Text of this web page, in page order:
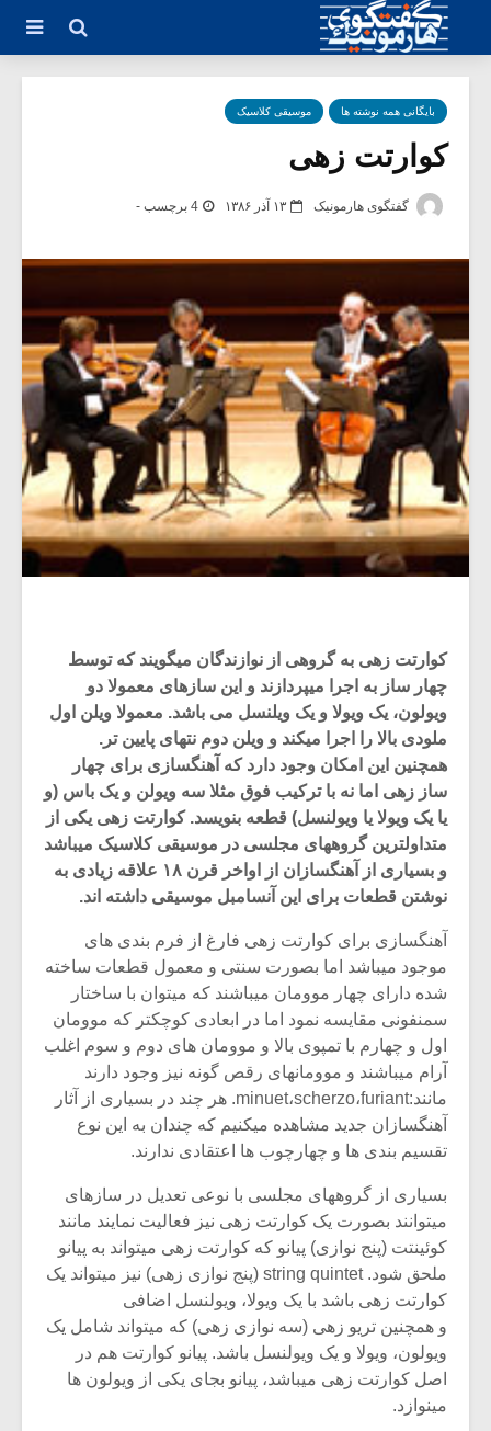
بایگانی همه نوشته ها موسیقی کلاسیک
کوارتت زهی
گفتگوی هارمونیک ۱۳ آذر ۱۳۸۶ 4 برچسب -
کوارتت زهی به گروهی از نوازندگان میگویند که توسط
چهار ساز به اجرا میپردازند و این سازهای معمولا دو
ویولون، یک ویولا و یک ویلنسل می باشد. معمولا ویلن اول
ملودی بالا را اجرا میکند و ویلن دوم نتهای پایین تر.
همچنین این امکان وجود دارد که آهنگسازی برای چهار
ساز زهی اما نه با ترکیب فوق مثلا سه ویولن و یک باس (و
یا یک ویولا یا ویولنسل) قطعه بنویسد. کوارتت زهی یکی از
متداولترین گروههای مجلسی در موسیقی کلاسیک میباشد
و بسیاری از آهنگسازان از اواخر قرن ۱۸ علاقه زیادی به
نوشتن قطعات برای این آنسامبل موسیقی داشته اند.
آهنگسازی برای کوارتت زهی فارغ از فرم بندی های
موجود میباشد اما بصورت سنتی و معمول قطعات ساخته
شده دارای چهار موومان میباشند که میتوان با ساختار
سمنفونی مقایسه نمود اما در ابعادی کوچکتر که موومان
اول و چهارم با تمپوی بالا و موومان های دوم و سوم اغلب
آرام میباشند و موومانهای رقص گونه نیز وجود دارند
مانند:minuet،scherzo،furiant. هر چند در بسیاری از آثار
آهنگسازان جدید مشاهده میکنیم که چندان به این نوع
تقسیم بندی ها و چهارچوب ها اعتقادی ندارند.
بسیاری از گروههای مجلسی با نوعی تعدیل در سازهای
میتوانند بصورت یک کوارتت زهی نیز فعالیت نمایند مانند
کوئینتت (پنج نوازی) پیانو که کوارتت زهی میتواند به پیانو
ملحق شود. string quintet (پنج نوازی زهی) نیز میتواند یک
کوارتت زهی باشد با یک ویولا، ویولنسل اضافی
و همچنین تریو زهی (سه نوازی زهی) که میتواند شامل یک
ویولون، ویولا و یک ویولنسل باشد. پیانو کوارتت هم در
اصل کوارتت زهی میباشد، پیانو بجای یکی از ویولون ها
مینوازد.
میکلوش روژا موریس ژار